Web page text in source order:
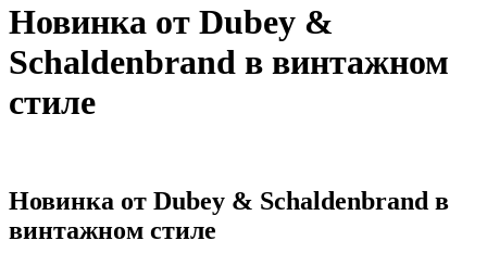
Новинка от Dubey &
Schaldenbrand в винтажном
стиле
Новинка от Dubey & Schaldenbrand в
винтажном стиле